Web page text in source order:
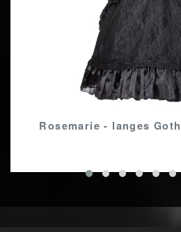
Rosemarie - langes